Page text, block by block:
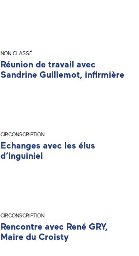
NON CLASSÉ
Réunion de travail avec
Sandrine Guillemot, infirmière
CIRCONSCRIPTION
Echanges avec les élus
d’Inguiniel
CIRCONSCRIPTION
Rencontre avec René GRY,
Maire du Croisty